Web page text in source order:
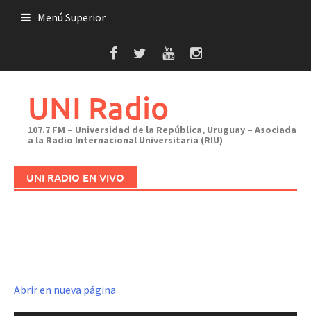
Menú Superior
UNI Radio
107.7 FM – Universidad de la República, Uruguay – Asociada
a la Radio Internacional Universitaria (RIU)
UNI RADIO EN VIVO
Abrir en nueva página